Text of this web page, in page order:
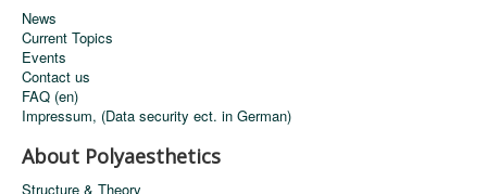
News
Current Topics
Events
Contact us
FAQ (en)
Impressum, (Data security ect. in German)
About Polyaesthetics
Structure & Theory